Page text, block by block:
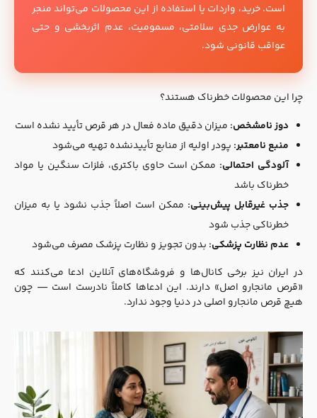
است. خرید، واردات یا استفاده از این محصولات می‌تواند منجر
به عوارض جدی سلامتی، مسمومیت، عدم اثربخشی و حتی
عواقب قانونی شود.
چرا این محصولات خطرناک هستند؟
دوز نامشخص:میزان دقیق ماده فعال در هر قرص تأیید نشده است
منبع نامعتبر:پودر اولیه از منابع تأییدنشده تهیه می‌شود
آلودگی احتمالی:ممکن است حاوی باکتری، فلزات سنگین یا مواد
خطرناک باشد
جذب غیرقابل پیش‌بینی:ممکن است اصلاً جذب نشود یا به میزان
خطرناکی جذب شود
عدم نظارت پزشکی:بدون تجویز و نظارت پزشک مصرف می‌شود
در ایران نیز برخی کانال‌ها و فروشگاه‌های آنلاین ادعا می‌کنند که
«قرص مانجارو اصل» دارند. این ادعاها کاملاً نادرست است — چون
هیچ قرص مانجارو اصلی در دنیا وجود ندارد.